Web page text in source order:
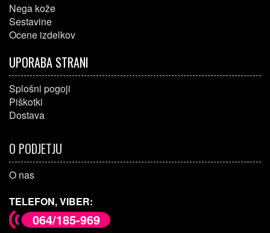
Nega kože
Sestavine
Ocene izdelkov
UPORABA STRANI
Splošni pogoji
Piškotki
Dostava
O PODJETJU
O nas
TELEFON, VIBER:
064/185-969